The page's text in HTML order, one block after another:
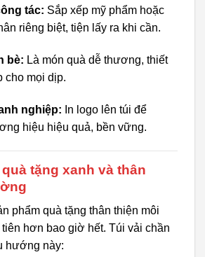
tác: Sắp xếp mỹ phẩm hoặc
riêng biệt, tiện lấy ra khi cần.
bè: Là món quà dễ thương, thiết
cho mọi dịp.
nghiệp: In logo lên túi để
hiệu hiệu quả, bền vững.
tặng xanh và thân
phẩm quà tặng thân thiện môi
hơn bao giờ hết. Túi vải chần
hướng này: